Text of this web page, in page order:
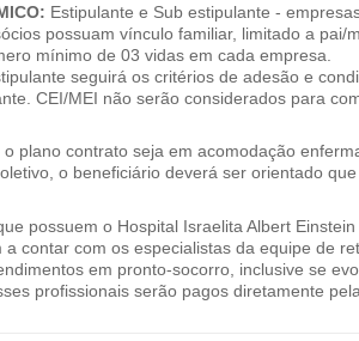
Estipulante e Sub estipulante -
possuam vínculo familiar, limitado a pai/
mínimo de 03 vidas em cada empresa.
seguirá os critérios de adesão e
CEI/MEI não serão considerados para
o plano contrato seja em acomodação
o beneficiário deverá ser orientado
possuem o Hospital Israelita Albert
a contar com os especialistas da equipe de
em pronto-socorro, inclusive se
profissionais serão pagos diretamente